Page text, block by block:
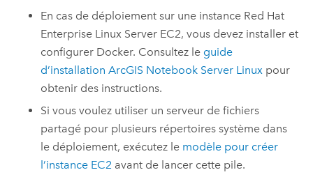
En cas de déploiement sur une instance Red Hat
Enterprise Linux Server EC2, vous devez installer et
configurer Docker. Consultez le guide
d’installationArcGIS Notebook Server Linux pour
obtenir des instructions.
Si vous voulez utiliser un serveur de fichiers
partagé pour plusieurs répertoires système dans
le déploiement, exécutez le modèle pour créer
l’instance EC2 avant de lancer cette pile.